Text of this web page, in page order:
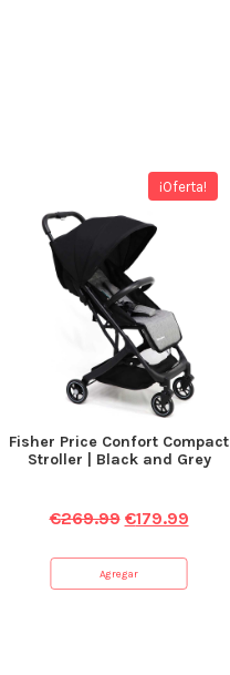
¡Oferta!
Fisher Price Confort Compact
Stroller | Black and Grey
€269.99 €179.99
Agregar